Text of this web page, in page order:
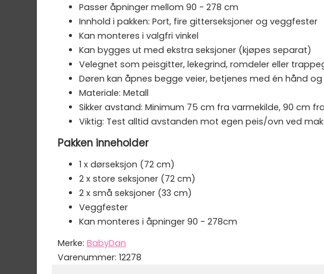
Passer åpninger mellom 90 - 278 cm
Innhold i pakken: Port, fire gitterseksjoner og veggfester
Kan monteres i valgfri vinkel
Kan bygges ut med ekstra seksjoner (kjøpes separat)
Velegnet som peisgitter, lekegrind, romdeler eller
Døren kan åpnes begge veier, betjenes med én hånd
Materiale: Metall
Sikker avstand: Minimum 75 cm fra varmekilde, 90 cm
Viktig: Test alltid avstanden mot egen peis/ovn ved
Pakken inneholder
1 x dørseksjon (72 cm)
2 x store seksjoner (72 cm)
2 x små seksjoner (33 cm)
Veggfester
Kan monteres i åpninger 90 - 278cm
Merke: BabyDan
Varenummer: 12278